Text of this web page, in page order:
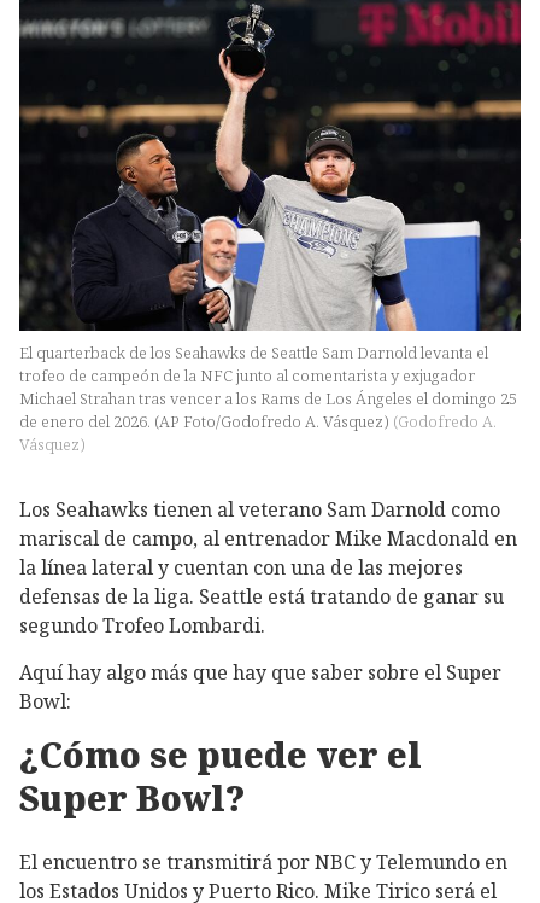
El quarterback de los Seahawks de Seattle Sam Darnold levanta el
trofeo de campeón de la NFC junto al comentarista y exjugador
Michael Strahan tras vencer a los Rams de Los Ángeles el domingo 25
de enero del 2026. (AP Foto/Godofredo A. Vásquez) (Godofredo A.
Vásquez)
Los Seahawks tienen al veterano Sam Darnold como
mariscal de campo, al entrenador Mike Macdonald en
la línea lateral y cuentan con una de las mejores
defensas de la liga. Seattle está tratando de ganar su
segundo Trofeo Lombardi.
Aquí hay algo más que hay que saber sobre el Super
Bowl:
¿Cómo se puede ver el
Super Bowl?
El encuentro se transmitirá por NBC y Telemundo en
los Estados Unidos y Puerto Rico. Mike Tirico será el